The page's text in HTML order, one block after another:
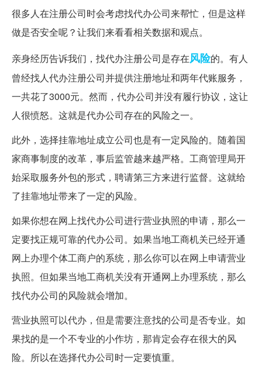
很多人在注册公司时会考虑找代办公司来帮忙，但是这样
做是否安全呢？让我们来看看相关数据和观点。
亲身经历告诉我们，找代办注册公司是存在风险的。有人
曾经找人代办注册公司并提供注册地址和两年代账服务，
一共花了3000元。然而，代办公司并没有履行协议，这让
人很愤怒。这就是代办公司存在的风险之一。
此外，选择挂靠地址成立公司也是有一定风险的。随着国
家商事制度的改革，事后监管越来越严格。工商管理局开
始采取服务外包的形式，聘请第三方来进行监督。这就给
了挂靠地址带来了一定的风险。
如果你想在网上找代办公司进行营业执照的申请，那么一
定要找正规可靠的代办公司。如果当地工商机关已经开通
网上办理个体工商户的系统，那么你可以在网上申请营业
执照。但如果当地工商机关没有开通网上办理系统，那么
找代办公司的风险就会增加。
营业执照可以代办，但是需要注意找的公司是否专业。如
果找的是一个不专业的小作坊，那肯定会存在很大的风
险。所以在选择代办公司时一定要慎重。